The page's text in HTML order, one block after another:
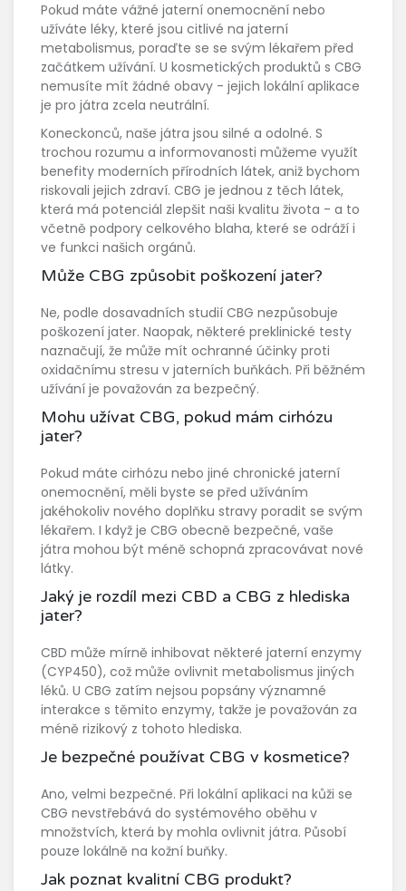
Pokud máte vážné jaterní onemocnění nebo
užíváte léky, které jsou citlivé na jaterní
metabolismus, poraďte se se svým lékařem před
začátkem užívání. U kosmetických produktů s CBG
nemusíte mít žádné obavy - jejich lokální aplikace
je pro játra zcela neutrální.
Koneckonců, naše játra jsou silné a odolné. S
trochou rozumu a informovanosti můžeme využít
benefity moderních přírodních látek, aniž bychom
riskovali jejich zdraví. CBG je jednou z těch látek,
která má potenciál zlepšit naši kvalitu života - a to
včetně podpory celkového blaha, které se odráží i
ve funkci našich orgánů.
Může CBG způsobit poškození jater?
Ne, podle dosavadních studií CBG nezpůsobuje
poškození jater. Naopak, některé preklinické testy
naznačují, že může mít ochranné účinky proti
oxidačnímu stresu v jaterních buňkách. Při běžném
užívání je považován za bezpečný.
Mohu užívat CBG, pokud mám cirhózu
jater?
Pokud máte cirhózu nebo jiné chronické jaterní
onemocnění, měli byste se před užíváním
jakéhokoliv nového doplňku stravy poradit se svým
lékařem. I když je CBG obecně bezpečné, vaše
játra mohou být méně schopná zpracovávat nové
látky.
Jaký je rozdíl mezi CBD a CBG z hlediska
jater?
CBD může mírně inhibovat některé jaterní enzymy
(CYP450), což může ovlivnit metabolismus jiných
léků. U CBG zatím nejsou popsány významné
interakce s těmito enzymy, takže je považován za
méně rizikový z tohoto hlediska.
Je bezpečné používat CBG v kosmetice?
Ano, velmi bezpečné. Při lokální aplikaci na kůži se
CBG nevstřebává do systémového oběhu v
množstvích, která by mohla ovlivnit játra. Působí
pouze lokálně na kožní buňky.
Jak poznat kvalitní CBG produkt?